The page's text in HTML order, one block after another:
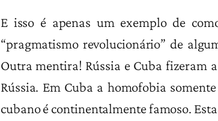
E isso é apenas um exemplo de
“pragmatismo revolucionário” de
Outra mentira! Rússia e Cuba fizeram
Rússia. Em Cuba a homofobia
cubano é continentalmente famoso.